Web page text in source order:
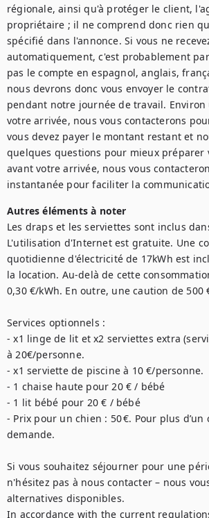
régionale, ainsi qu'à protéger le client,
propriétaire ; il ne comprend donc rien
spécifié dans l'annonce. Si vous ne
automatiquement, c'est probablement
pas le compte en espagnol, anglais,
nous devrons donc vous envoyer le
pendant notre journée de travail. Environ
votre arrivée, nous vous contacterons
vous devez payer le montant restant et
quelques questions pour mieux préparer
avant votre arrivée, nous vous
Autres éléments à noter
Les draps et les serviettes sont inclus
L'utilisation d'Internet est gratuite. Une
quotidienne d'électricité de 17kWh est
la location. Au-delà de cette
0,30 €/kWh. En outre, une caution de 500
Services optionnels :
- x1 linge de lit et x2 serviettes extra
à 20€/personne.
- x1 serviette de piscine à 10 €/personne.
- 1 chaise haute pour 20 € / bébé
- 1 lit bébé pour 20 € / bébé
- Prix pour un chien : 50 €. Pour plus
demande.
Si vous souhaitez séjourner pour une
n'hésitez pas à nous contacter – nous
alternatives disponibles.
In accordance with the current